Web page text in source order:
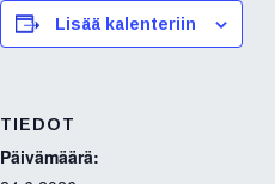
b
o
t
e
e
d
Lisää kalenteriin
TIEDOT
Päivämäärä: